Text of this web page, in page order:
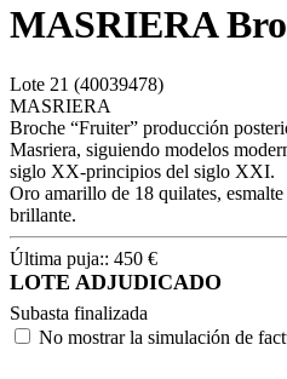
MASRIERA
Lote 21 (40039478)
MASRIERA
Broche “Fruiter” producción
Masriera, siguiendo modelos
siglo XX-principios del siglo XXI.
Oro amarillo de 18 quilates,
brillante.
Última puja:: 450 €
LOTE ADJUDICADO
Subasta finalizada
No mostrar la simulación de